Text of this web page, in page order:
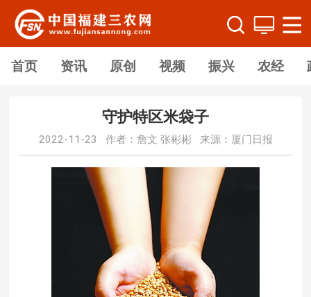
首页 资讯 原创 视频 振兴 农经
守护特区米袋子
2022-11-23 作者：詹文 张彬彬 来源：厦门日报